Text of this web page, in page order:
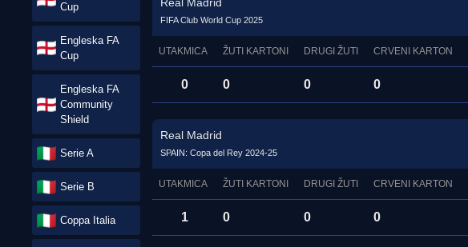
Cup
Engleska FA
Cup
Engleska FA
Community
Shield
Serie A
Serie B
Coppa Italia
FIFA Club World Cup 2025
UTAKMICA ŽUTI KARTONI DRUGI ŽUTI CRVENI KARTON
0 0 0 0
Real Madrid
SPAIN: Copa del Rey 2024-25
UTAKMICA ŽUTI KARTONI DRUGI ŽUTI CRVENI KARTON
1 0 0 0